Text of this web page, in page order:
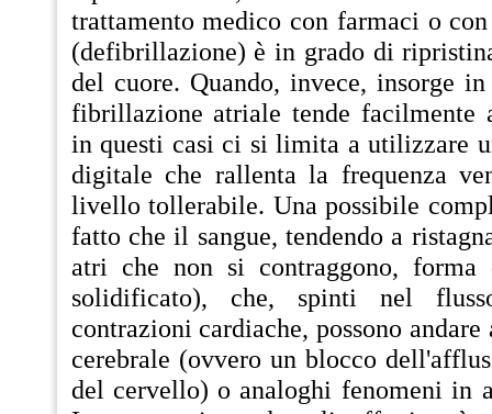
trattamento medico con farmaci o
(defibrillazione) è in grado di
del cuore. Quando, invece, insorge
fibrillazione atriale tende facilmente
in questi casi ci si limita a utilizzare
digitale che rallenta la frequenza
livello tollerabile. Una possibile
fatto che il sangue, tendendo a
atri che non si contraggono, forma
solidificato), che, spinti nel
contrazioni cardiache, possono
cerebrale (ovvero un blocco
del cervello) o analoghi fenomeni in